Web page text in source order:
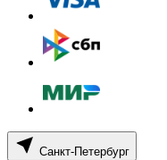
Санкт-Петербург